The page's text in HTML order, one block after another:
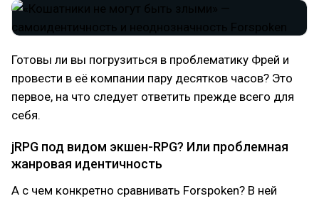
Готовы ли вы погрузиться в проблематику Фрей и
провести в её компании пару десятков часов? Это
первое, на что следует ответить прежде всего для
себя.
jRPG под видом экшен-RPG? Или проблемная
жанровая идентичность
А с чем конкретно сравнивать Forspoken? В ней